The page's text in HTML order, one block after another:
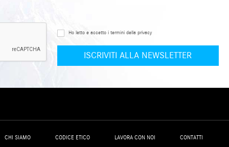
Ho letto e accetto i termini della privacy
CHI SIAMO CODICE ETICO LAVORA CON NOI CONTATTI